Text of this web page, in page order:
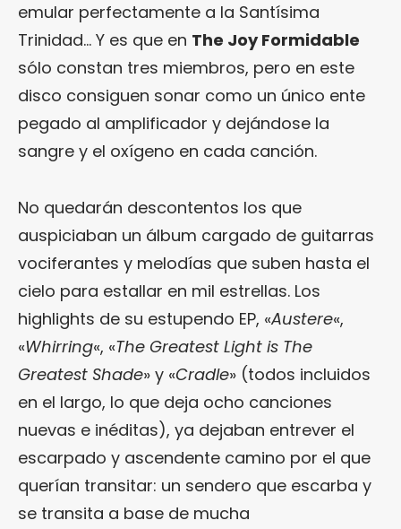
emular perfectamente a la Santísima
Trinidad… Y es que en The Joy Formidable
sólo constan tres miembros, pero en este
disco consiguen sonar como un único ente
pegado al amplificador y dejándose la
sangre y el oxígeno en cada canción.
No quedarán descontentos los que
auspiciaban un álbum cargado de guitarras
vociferantes y melodías que suben hasta el
cielo para estallar en mil estrellas. Los
highlights de su estupendo EP, «Austere«,
«Whirring«, «The Greatest Light is The
Greatest Shade» y «Cradle» (todos incluidos
en el largo, lo que deja ocho canciones
nuevas e inéditas), ya dejaban entrever el
escarpado y ascendente camino por el que
querían transitar: un sendero que escarba y
se transita a base de mucha